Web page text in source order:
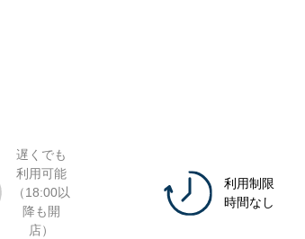
遅くでも
利用可能
（18:00以
降も開
店）
利用制限
時間なし